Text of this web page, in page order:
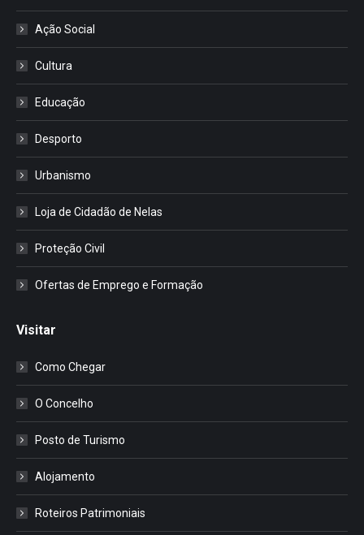
Ação Social
Cultura
Educação
Desporto
Urbanismo
Loja de Cidadão de Nelas
Proteção Civil
Ofertas de Emprego e Formação
Visitar
Como Chegar
O Concelho
Posto de Turismo
Alojamento
Roteiros Patrimoniais